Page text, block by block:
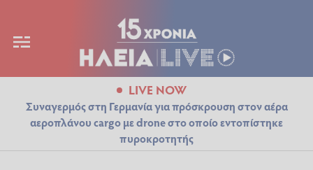
LIVE NOW
Συναγερμός στη Γερμανία για πρόσκρουση στον αέρα
αεροπλάνου cargo με drone στο οποίο εντοπίστηκε
πυροκροτητής